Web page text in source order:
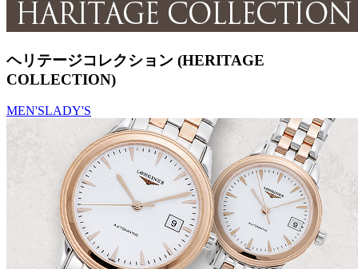
ヘリテージコレクション (HERITAGE
COLLECTION)
MEN'SLADY'S